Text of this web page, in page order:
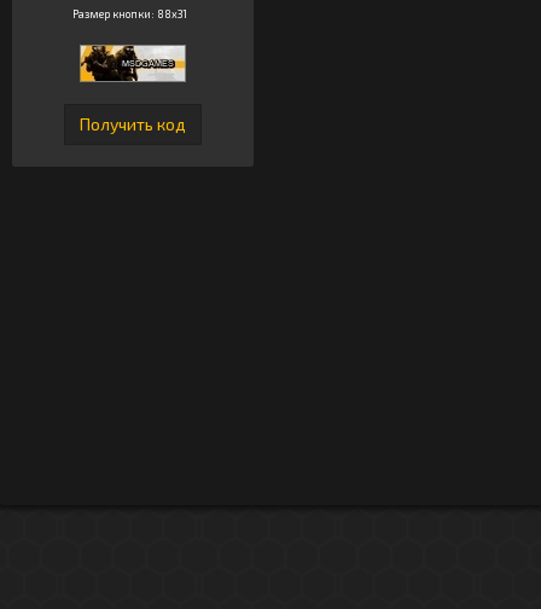
Размер кнопки: 88x31